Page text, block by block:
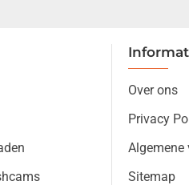
Over ons
Privacy
Algemene
Sitemap